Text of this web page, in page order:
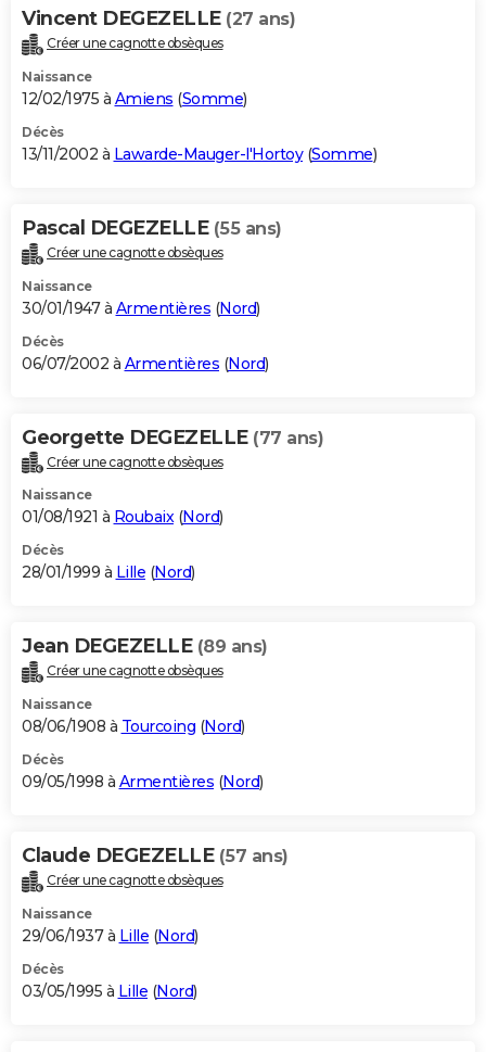
Vincent DEGEZELLE (27 ans)
Créer une cagnotte obsèques
Naissance
12/02/1975 à Amiens (Somme)
Décès
13/11/2002 à Lawarde-Mauger-l'Hortoy(Somme)
Pascal DEGEZELLE (55 ans)
Créer une cagnotte obsèques
Naissance
30/01/1947 à Armentières (Nord)
Décès
06/07/2002 à Armentières (Nord)
Georgette DEGEZELLE (77 ans)
Créer une cagnotte obsèques
Naissance
01/08/1921 à Roubaix(Nord)
Décès
28/01/1999 à Lille (Nord)
Jean DEGEZELLE (89 ans)
Créer une cagnotte obsèques
Naissance
08/06/1908 à Tourcoing (Nord)
Décès
09/05/1998 à Armentières (Nord)
Claude DEGEZELLE (57 ans)
Créer une cagnotte obsèques
Naissance
29/06/1937 à Lille (Nord)
Décès
03/05/1995 à Lille (Nord)